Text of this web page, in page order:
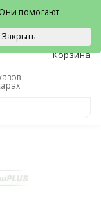
0
Корзина
помогают
Закрыть